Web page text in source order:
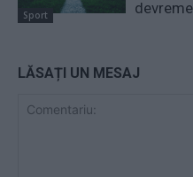
Sport
devreme
LĂSAȚI UN MESAJ